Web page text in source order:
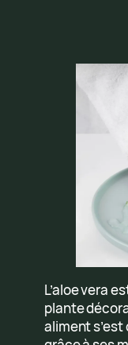
L’aloe vera
plante
aliment